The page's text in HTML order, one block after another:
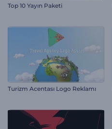
Top 10 Yayın Paketi
Turizm Acentası Logo Reklamı